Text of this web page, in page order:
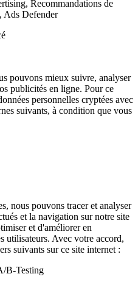
Recommandations de
Ads Defender
pouvons mieux suivre, analyser
publicités en ligne. Pour ce
personnelles cryptées avec
suivants, à condition que vous
nous pouvons tracer et analyser
et la navigation sur notre site
et d'améliorer en
utilisateurs. Avec votre accord,
suivants sur ce site internet :
B-Testing